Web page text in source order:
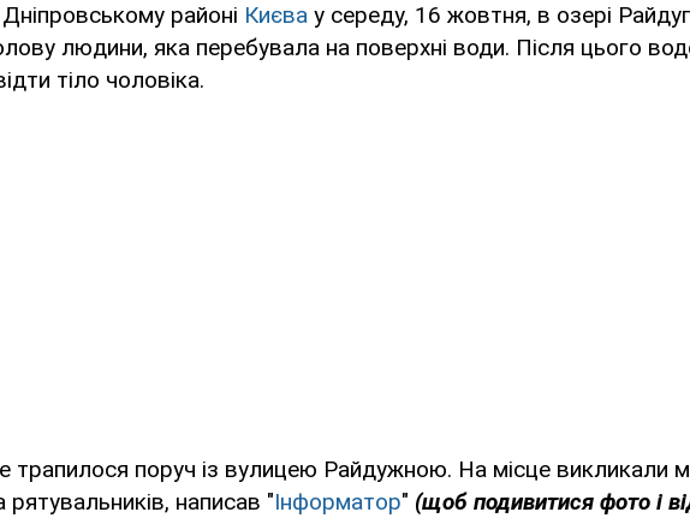
районі Києва у середу, 16 жовтня, в озері
людини, яка перебувала на поверхні води. Після цього
тіло чоловіка.
трапилося поруч із вулицею Райдужною. На місце викликали
рятувальників, написав "Інформатор" (щоб подивитися фото і